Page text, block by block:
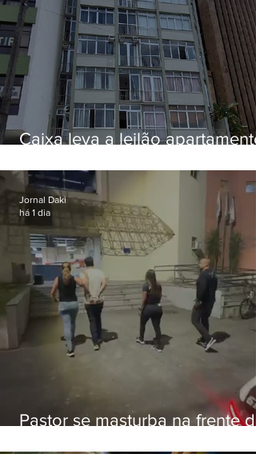
Caixa leva a leilão apartamento
Botafogo
Pastor se masturba na frente de
Jornal Daki
há 1 dia